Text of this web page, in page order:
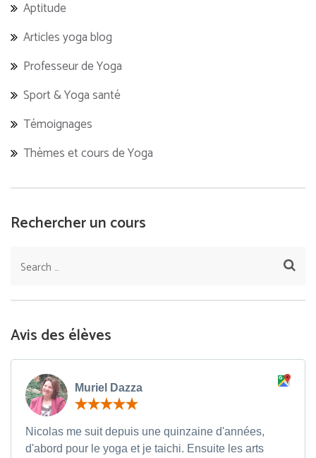
Aptitude
Articles yoga blog
Professeur de Yoga
Sport & Yoga santé
Témoignages
Thèmes et cours de Yoga
Rechercher un cours
Avis des élèves
Muriel Dazza
Nicolas me suit depuis une quinzaine d'années,
d'abord pour le yoga et je taichi. Ensuite les arts